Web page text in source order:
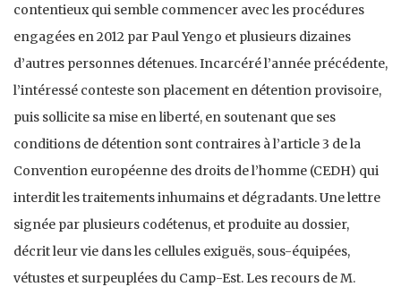
contentieux qui semble commencer avec les procédures
engagées en 2012 par Paul Yengo et plusieurs dizaines
d’autres personnes détenues. Incarcéré l’année précédente,
l’intéressé conteste son placement en détention provisoire,
puis sollicite sa mise en liberté, en soutenant que ses
conditions de détention sont contraires à l’article 3 de la
Convention européenne des droits de l’homme (CEDH) qui
interdit les traitements inhumains et dégradants. Une lettre
signée par plusieurs codétenus, et produite au dossier,
décrit leur vie dans les cellules exiguës, sous-équipées,
vétustes et surpeuplées du Camp-Est. Les recours de M.